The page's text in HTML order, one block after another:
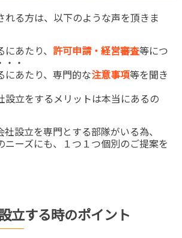
れる方は、以下のような声を頂きま
あたり、 許可申請・経営審査等につ
・
あたり、専門的な注意事項等を聞き
立をするメリットは本当にあるの
設立を専門とする部隊がいる為、
ニーズにも、１つ１つ個別のご提案を
立する時のポイント